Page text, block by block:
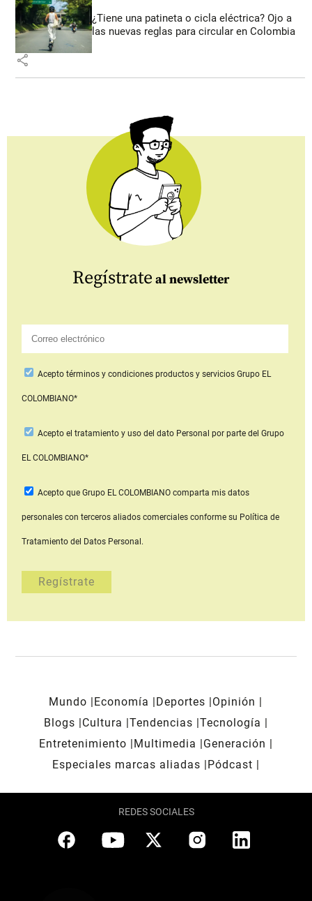
¿Tiene una patineta o cicla eléctrica? Ojo a
las nuevas reglas para circular en Colombia
share
Regístrate al newsletter
Aceptotérminos y condiciones productos y serviciosGrupo EL
COLOMBIANO*
Acepto el tratamiento y uso del dato Personal por parte del Grupo
EL COLOMBIANO*
Acepto que Grupo EL COLOMBIANOcomparta mis datos
personales con terceros aliados comerciales conforme su Política de
Tratamiento del Datos Personal.
Mundo Economía Deportes
Opinión
Blogs
Cultura Tendencias Tecnología
Entretenimiento
Multimedia
Generación
Especiales marcas aliadas
Pódcast
REDES SOCIALES